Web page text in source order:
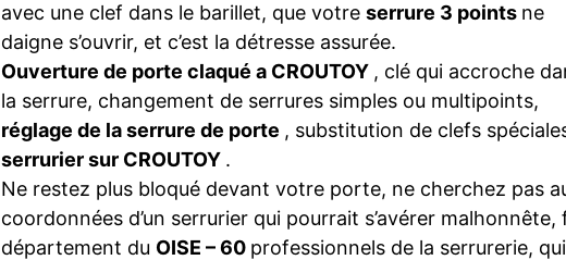
avec une clef dans le barillet, que votre serrure 3 points ne
daigne s’ouvrir, et c’est la détresse assurée.
Ouverture de porte claqué a CROUTOY , clé qui accroche
la serrure, changement de serrures simples ou multipoints,
réglage de la serrure de porte , substitution de clefs
serrurier sur CROUTOY .
Ne restez plus bloqué devant votre porte, ne cherchez pas
coordonnées d’un serrurier qui pourrait s’avérer
département du OISE – 60 professionnels de la serrurerie,